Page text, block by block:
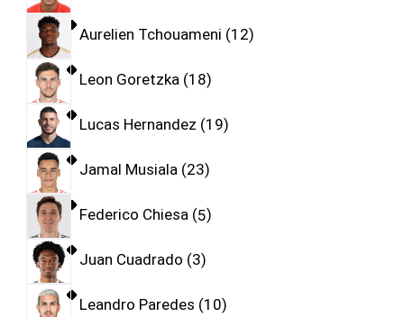
Aurelien Tchouameni 12
Leon Goretzka 18
Lucas Hernandez 19
Jamal Musiala 23
Federico Chiesa 5
Juan Cuadrado 3
Leandro Paredes 10